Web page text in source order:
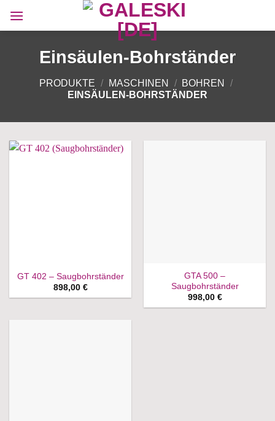
Inhalt
Einsäulen-Bohrständer
PRODUKTE / MASCHINEN / BOHREN
/
EINSÄULEN-BOHRSTÄNDER
GT 402 – Saugbohrständer
898,00 €
GTA 500 –
Saugbohrständer
998,00 €